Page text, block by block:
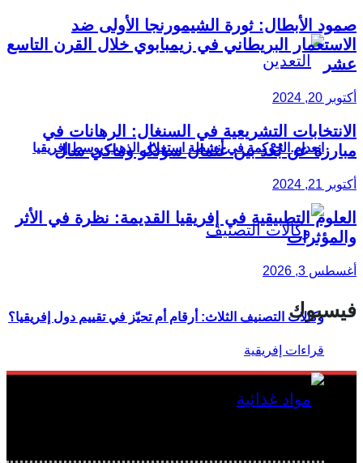
انعدام الحوكمة في أنشطة استغلال الذهب بوسط إفريقيا
وكالات التصنيف الثلاث: أرقام أم تحيّز في تقييم دول إفريقيا؟
صمود الأبطال: ثورة الشيمورنجا الأولى ضد
الاستعمار البريطاني في زيمبابوي خلال القرن التاسع
عشر
أكتوبر 20, 2024
الانتخابات التشريعية في السنغال: الرهانات في
مبارزة عن بُعْد بين عثمان سونكو وماكي سال
أكتوبر 21, 2024
العلوم التطبيقية في إفريقيا القديمة: نظرة في الأثر
والمؤثرات
أغسطس 3, 2026
فيسبوك